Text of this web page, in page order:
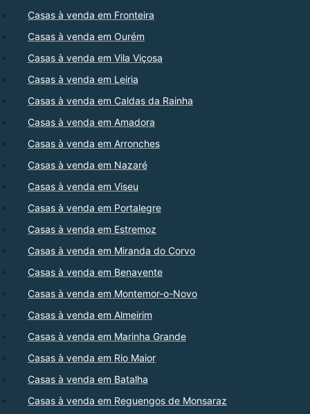
Casas à venda em Fronteira
Casas à venda em Ourém
Casas à venda em Vila Viçosa
Casas à venda em Leiria
Casas à venda em Caldas da Rainha
Casas à venda em Amadora
Casas à venda em Arronches
Casas à venda em Nazaré
Casas à venda em Viseu
Casas à venda em Portalegre
Casas à venda em Estremoz
Casas à venda em Miranda do Corvo
Casas à venda em Benavente
Casas à venda em Montemor-o-Novo
Casas à venda em Almeirim
Casas à venda em Marinha Grande
Casas à venda em Rio Maior
Casas à venda em Batalha
Casas à venda em Reguengos de Monsaraz